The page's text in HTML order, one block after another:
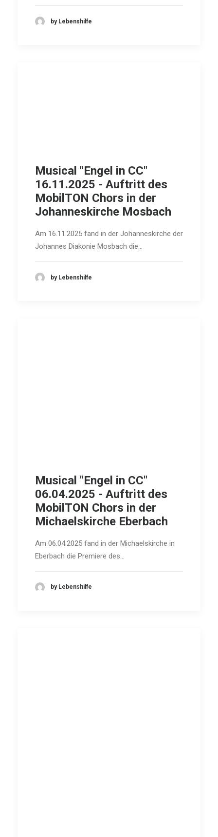
by Lebenshilfe
Musical "Engel in CC"
16.11.2025 - Auftritt des
MobilTON Chors in der
Johanneskirche Mosbach
Am 16.11.2025 fand in der Johanneskirche der
Johannes Diakonie Mosbach die…
by Lebenshilfe
Musical "Engel in CC"
06.04.2025 - Auftritt des
MobilTON Chors in der
Michaelskirche Eberbach
Am 06.04.2025 fand in der Michaelskirche in
Eberbach die Premiere des…
by Lebenshilfe